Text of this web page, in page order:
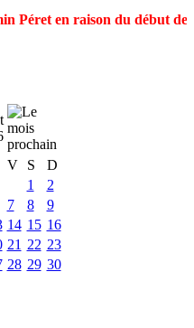
Péret en raison du début
V S
D
1
2
7 8
9
14 15 16
21 22 23
28 29 30